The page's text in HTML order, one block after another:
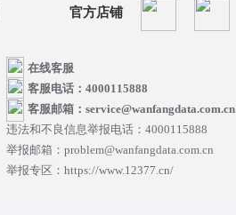
官方店铺
在线客服
客服电话：4000115888
客服邮箱：service@wanfangdata.com.cn
违法和不良信息举报电话：4000115888
举报邮箱：problem@wanfangdata.com.cn
举报专区：https://www.12377.cn/